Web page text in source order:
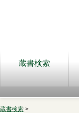
蔵書検索
蔵書検索 >